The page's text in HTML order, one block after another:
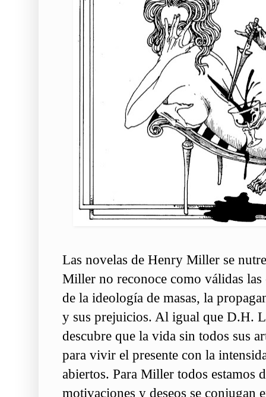
Las novelas de Henry Miller se
Miller no reconoce como válidas
de la ideología de masas, la
y sus prejuicios. Al igual que D.H.
descubre que la vida sin todos sus
para vivir el presente con la
abiertos. Para Miller todos estamos
motivaciones y deseos se conjugan